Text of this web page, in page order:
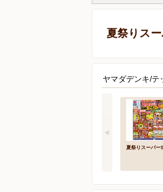
夏祭りス
ヤマダデンキ/
夏祭りスーパー